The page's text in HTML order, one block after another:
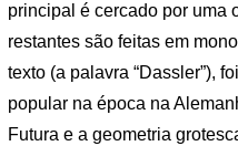
principal é cercado por uma
restantes são feitas em
texto (a palavra “Dassler”),
popular na época na
Futura e a geometria